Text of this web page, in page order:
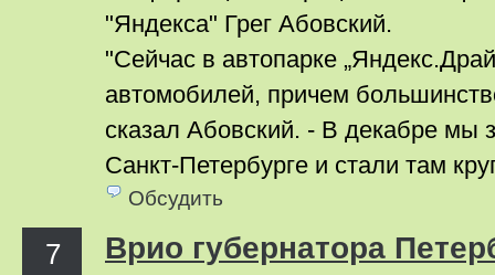
"Яндекса" Грег Абовский.
"Сейчас в автопарке
автомобилей, причем
сказал Абовский. - В декабре мы
Санкт-Петербурге и стали там
Обсудить
7
Врио губернатора